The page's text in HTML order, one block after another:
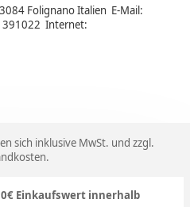
Folignano Italien E-Mail:
391022 Internet:
sich inklusive MwSt. und zzgl.
.
Einkaufswert innerhalb